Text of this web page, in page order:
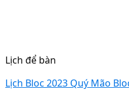
Lịch để bàn
Lịch Bloc 2023 Quý Mão